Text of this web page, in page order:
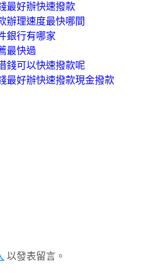
最好辦快速撥款
辦理速度最快哪間
銀行有哪家
最快過
錢可以快速撥款呢
最好辦快速撥款現金撥款
以發表留言。